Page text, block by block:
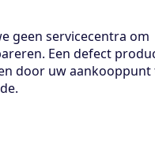
geen servicecentra om
Een defect
door uw aankooppunt